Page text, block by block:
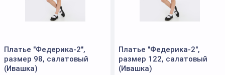
Платье "Федерика-2",
размер 98, салатовый
(Ивашка)
Платье "Федерика-2",
размер 122, салатовый
(Ивашка)